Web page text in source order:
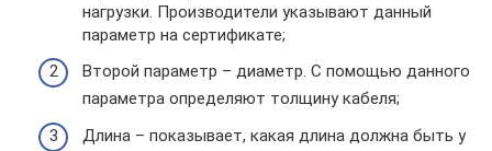
нагрузки. Производители указывают данный
параметр на сертификате;
Второй параметр – диаметр. С помощью данного
параметра определяют толщину кабеля;
Длина – показывает, какая длина должна быть у